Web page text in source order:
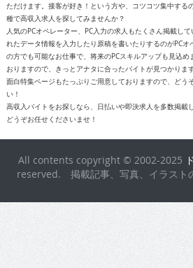
ただけます。接客が好き！という方や、コツコツ集中する
種で高収入求人を探してみませんか？
人気のPCオペレーター、PC入力の求人もたくさん掲載し
れたデータ情報を入力したり原稿を書いたりするのがPC
の方でも可能なお仕事で、将来のPCスキルアップも見込
おりますので、きっとアナタに合ったバイトが見つかります
面白特集ページもたっぷりご用意しておりますので、どう
い！
高収入バイトをお探しなら、日払いや即決求人を多数掲載
どうぞお任せくださいませ！
All contents copyright © 2002-2025
reserved. 掲載記事、写真、イラスト